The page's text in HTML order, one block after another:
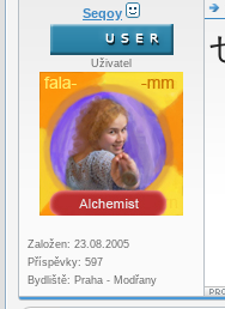
Seqoy
Uživatel
Založen: 23.08.2005
Příspěvky: 597
Bydliště: Praha - Modřany